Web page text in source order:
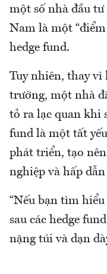
một số nhà đầu
Nam là một “điểm
hedge fund.
Tuy nhiên, thay
trường, một nhà
tỏ ra lạc quan khi
fund là một tất
phát triển, tạo
nghiệp và hấp
“Nếu bạn tìm
sau các hedge
nặng túi và dạn